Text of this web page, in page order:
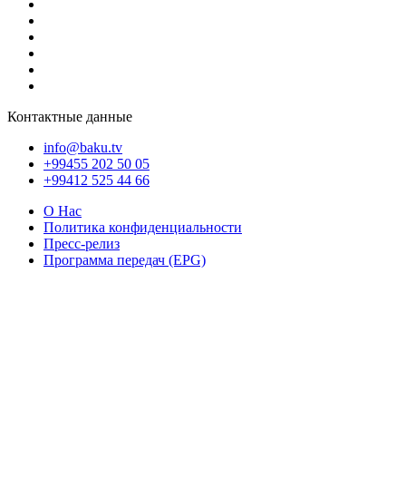
Контактные данные
info@baku.tv
+99455 202 50 05
+99412 525 44 66
О Нас
Политика конфиденциальности
Пресс-релиз
Программа передач (EPG)